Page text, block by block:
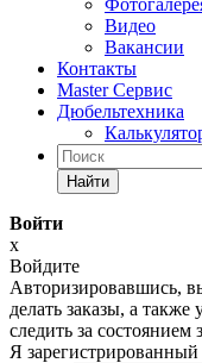
Видео
Вакансии
Контакты
Master Сервис
Дюбельтехника
Найти
Войти
x
Войдите
Авторизировавшись,
делать заказы, а
следить за состоянием
Я зарегистрированный